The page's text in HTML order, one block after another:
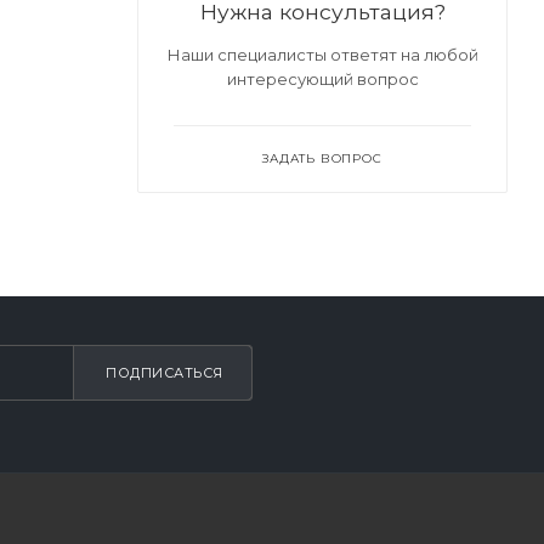
Нужна консультация?
Наши специалисты ответят на любой
интересующий вопрос
ЗАДАТЬ ВОПРОС
ПОДПИСАТЬСЯ